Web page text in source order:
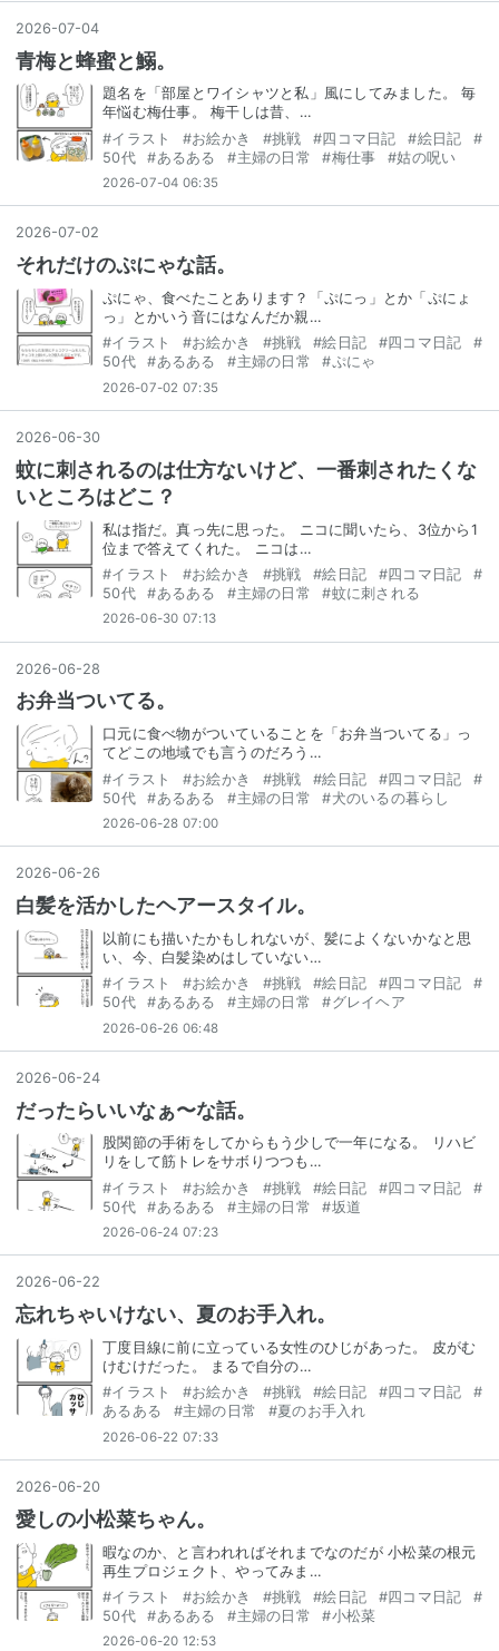
2026-07-04
青梅と蜂蜜と鰯。
題名を「部屋とワイシャツと私」風にしてみました。 毎
年悩む梅仕事。 梅干しは昔、…
#イラスト #お絵かき #挑戦 #四コマ日記 #絵日記
#
50代
#あるある #主婦の日常 #梅仕事 #姑の呪い
2026-07-04 06:35
2026-07-02
それだけのぷにゃな話。
ぷにゃ、食べたことあります？「ぷにっ」とか「ぷにょ
っ」とかいう音にはなんだか親…
#イラスト #お絵かき #挑戦 #絵日記 #四コマ日記
#
50代
#あるある #主婦の日常 #ぷにゃ
2026-07-02 07:35
2026-06-30
蚊に刺されるのは仕方ないけど、一番刺されたくな
いところはどこ？
私は指だ。真っ先に思った。 ニコに聞いたら、3位から1
位まで答えてくれた。 ニコは…
#イラスト #お絵かき #挑戦 #絵日記 #四コマ日記
#
50代
#あるある #主婦の日常 #蚊に刺される
2026-06-30 07:13
2026-06-28
お弁当ついてる。
口元に食べ物がついていることを「お弁当ついてる」っ
てどこの地域でも言うのだろう…
#イラスト #お絵かき #挑戦 #絵日記 #四コマ日記
#
50代
#あるある #主婦の日常 #犬のいるの暮らし
2026-06-28 07:00
2026-06-26
白髪を活かしたヘアースタイル。
以前にも描いたかもしれないが、髪によくないかなと思
い、今、白髪染めはしていない…
#イラスト #お絵かき #挑戦 #絵日記 #四コマ日記
#
50代
#あるある #主婦の日常 #グレイヘア
2026-06-26 06:48
2026-06-24
だったらいいなぁ〜な話。
股関節の手術をしてからもう少しで一年になる。 リハビ
リをして筋トレをサボりつつも…
#イラスト #お絵かき #挑戦 #絵日記 #四コマ日記
#
50代
#あるある #主婦の日常 #坂道
2026-06-24 07:23
2026-06-22
忘れちゃいけない、夏のお手入れ。
丁度目線に前に立っている女性のひじがあった。 皮がむ
けむけだった。 まるで自分の…
#イラスト #お絵かき #挑戦 #絵日記 #四コマ日記
#
あるある
#主婦の日常 #夏のお手入れ
2026-06-22 07:33
2026-06-20
愛しの小松菜ちゃん。
暇なのか、と言われればそれまでなのだが 小松菜の根元
再生プロジェクト、やってみま…
#イラスト #お絵かき #挑戦 #絵日記 #四コマ日記
#
50代
#あるある #主婦の日常 #小松菜
2026-06-20 12:53